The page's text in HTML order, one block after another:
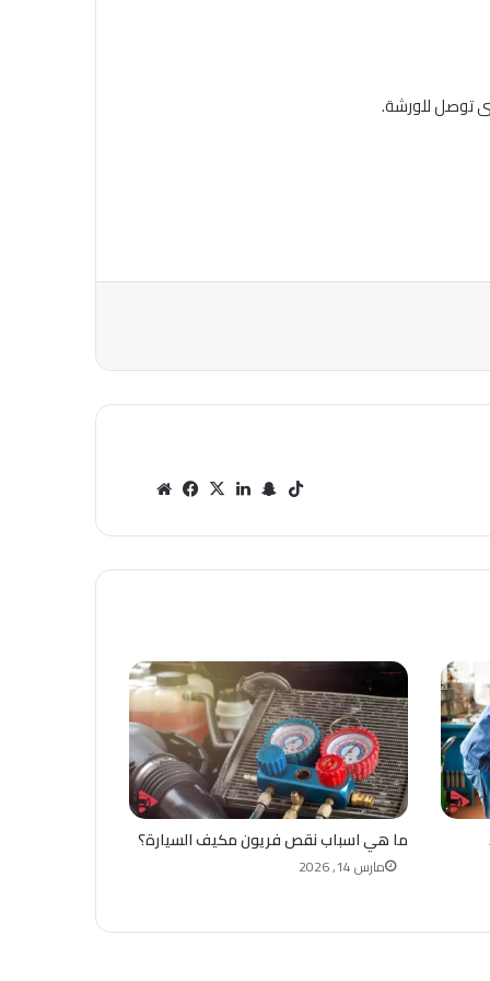
توصل للورشة.
الوي
ب
في
وك
‫X لينك سنا
تشا
ت
‫Tik
ما هي اسباب نقص فريون مكيف السيارة؟
مارس 14, 2026